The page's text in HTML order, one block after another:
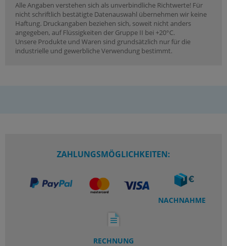
Alle Angaben verstehen sich als unverbindliche Richtwerte! Für
nicht schriftlich bestätigte Datenauswahl übernehmen wir keine
Haftung. Druckangaben beziehen sich, soweit nicht anders
angegeben, auf Flüssigkeiten der Gruppe II bei +20°C.
Unsere Produkte und Waren sind grundsätzlich nur für die
industrielle und gewerbliche Verwendung bestimmt.
ZAHLUNGSMÖGLICHKEITEN:
NACHNAHME
RECHNUNG